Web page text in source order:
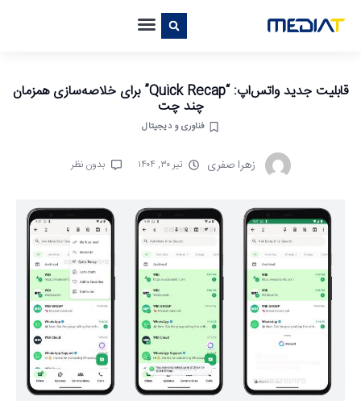
قابلیت جدید واتس‌اپ: “Quick Recap” برای خلاصه‌سازی همزمان
چند چت
فناوری و دیجیتال
زهرا صفری تیر ۳۰, ۱۴۰۴ بدون نظر